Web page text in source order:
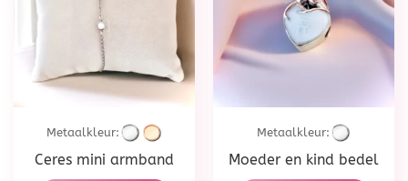
Metaalkleur:
Ceres mini armband
Metaalkleur:
Moeder en kind bedel